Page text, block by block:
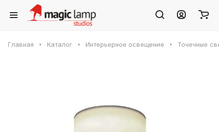
Главная Каталог Интерьерное освещение Точечные